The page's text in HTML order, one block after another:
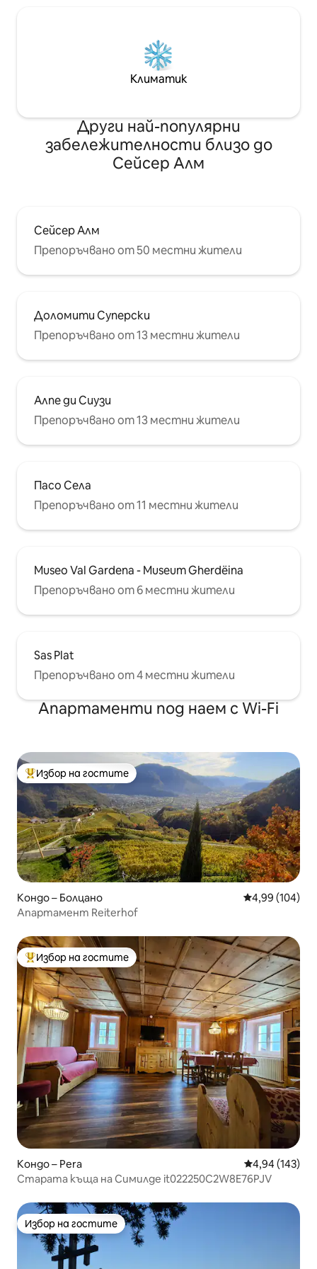
Климатик
Други най-популярни
забележителности близо до
Сейсер Алм
Сейсер Алм
Препоръчвано от 50 местни жители
Доломити Суперски
Препоръчвано от 13 местни жители
Алпе ди Сиузи
Препоръчвано от 13 местни жители
Пасо Села
Препоръчвано от 11 местни жители
Museo Val Gardena - Museum Gherdëina
Препоръчвано от 6 местни жители
Sas Plat
Препоръчвано от 4 местни жители
Апартаменти под наем с Wi-Fi
Най-популярен избор на гостите
Избор на гостите
Кондо – Болцано Средна
4,99 (104)
Апартамент Reiterhof
Най-популярен избор на гостите
Избор на гостите
Кондо – Pera Средна
4,94 (143)
Старата къща на Симилде it022250C2W8E76PJV
Избор на гостите
Избор на гостите